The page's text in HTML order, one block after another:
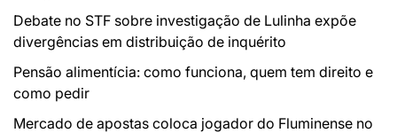
Debate no STF sobre investigação de Lulinha expõe
divergências em distribuição de inquérito
Pensão alimentícia: como funciona, quem tem direito e
como pedir
Mercado de apostas coloca jogador do Fluminense no